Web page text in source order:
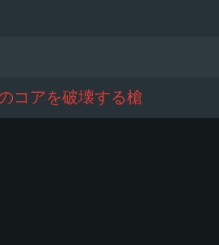
(client minimal)
(client minimal)
Internet à haut
(client minimal)
コアを破壊する槍